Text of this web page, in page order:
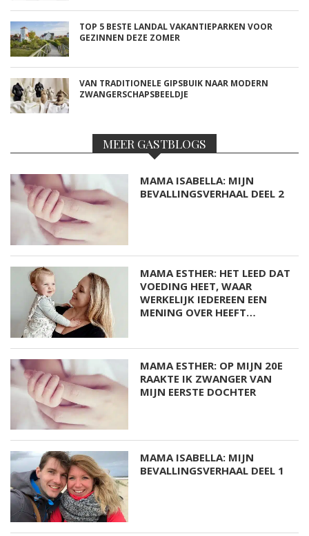
TOP 5 BESTE LANDAL VAKANTIEPARKEN VOOR
GEZINNEN DEZE ZOMER
VAN TRADITIONELE GIPSBUIK NAAR MODERN
ZWANGERSCHAPSBEELDJE
MEER GASTBLOGS
MAMA ISABELLA: MIJN
BEVALLINGSVERHAAL DEEL 2
MAMA ESTHER: HET LEED DAT
VOEDING HEET, WAAR
WERKELIJK IEDEREEN EEN
MENING OVER HEEFT…
MAMA ESTHER: OP MIJN 20E
RAAKTE IK ZWANGER VAN
MIJN EERSTE DOCHTER
MAMA ISABELLA: MIJN
BEVALLINGSVERHAAL DEEL 1